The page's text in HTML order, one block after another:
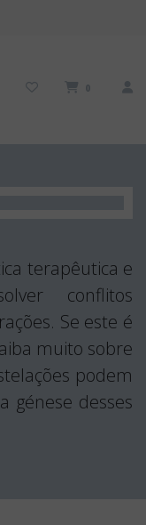
0
terapêutica e
conflitos
Se este é
muito sobre
podem
génese desses